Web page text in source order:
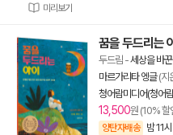
미리보기
꿈을 두드리는
두드림 -세상을 바
마르가리타 엥글(지
청어람미디어(청어
13,500원 (10%
양탄자배송 밤 11시